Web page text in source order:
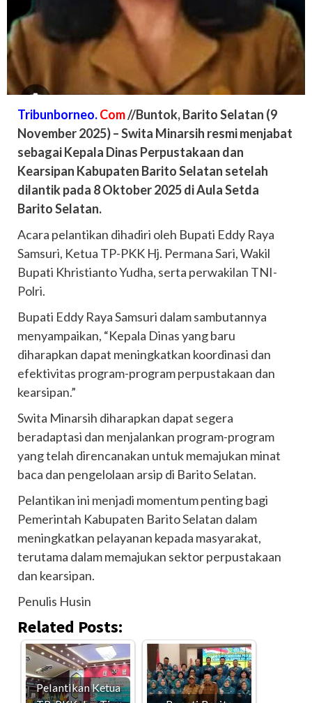
Tribunborneo.Com//Buntok, Barito Selatan (9
November 2025) – Swita Minarsih resmi menjabat
sebagai Kepala Dinas Perpustakaan dan
Kearsipan Kabupaten Barito Selatan setelah
dilantik pada 8 Oktober 2025 di Aula Setda
Barito Selatan.
Acara pelantikan dihadiri oleh Bupati Eddy Raya
Samsuri, Ketua TP-PKK Hj. Permana Sari, Wakil
Bupati Khristianto Yudha, serta perwakilan TNI-
Polri.
Bupati Eddy Raya Samsuri dalam sambutannya
menyampaikan, “Kepala Dinas yang baru
diharapkan dapat meningkatkan koordinasi dan
efektivitas program-program perpustakaan dan
kearsipan.”
Swita Minarsih diharapkan dapat segera
beradaptasi dan menjalankan program-program
yang telah direncanakan untuk memajukan minat
baca dan pengelolaan arsip di Barito Selatan.
Pelantikan ini menjadi momentum penting bagi
Pemerintah Kabupaten Barito Selatan dalam
meningkatkan pelayanan kepada masyarakat,
terutama dalam memajukan sektor perpustakaan
dan kearsipan.
Penulis Husin
Related Posts:
Pelantikan Ketua